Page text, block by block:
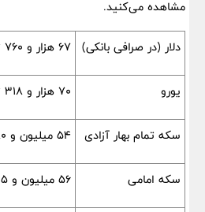
مشاهده می‌کنید.
دلار (در صرافی بانکی) ۶۷ هزار و ۷۶۰ تومان
یورو ۷۰ هزار و ۳۱۸ تومان
سکه تمام بهار آزادی ۵۴ میلیون و ۵۸۰ هزار تومان
سکه امامی ۵۶ میلیون و ۵۲۵ هزار تومان